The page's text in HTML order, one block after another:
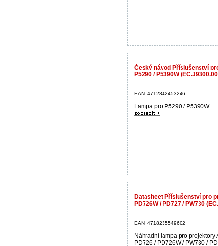
Český návod Příslušenství
P5290 / P5390W
EAN: 4712842453246
Lampa pro P5290 / P5390W ...
Datasheet Příslušenství pro
PD726W / PD727 / PW730
EAN: 4718235549602
Náhradní lampa pro projektory
PD726 / PD726W / PW730 /